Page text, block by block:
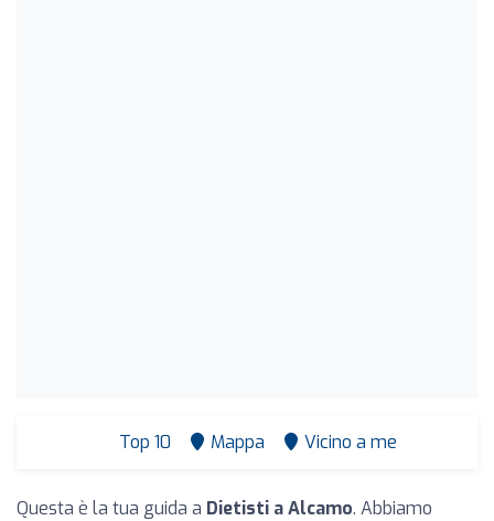
Top 10 Mappa Vicino a me
Questa è la tua guida a Dietisti a Alcamo. Abbiamo